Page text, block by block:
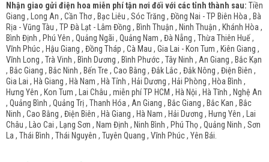
Nhận giao gửi điện hoa miễn phí tận nơi đối với các tỉnh thành sau: Tiền
Giang , Long An , Cần Thơ , Bạc Liêu , Sóc Trăng , Đồng Nai - TP Biên Hòa , Bà
Rịa - Vũng Tàu , TP Đà Lạt - Lâm Đồng , Bình Thuận , Ninh Thuận , Khánh Hòa ,
Bình Định , Phú Yên , Quảng Ngãi , Quảng Nam , Đà Nẵng , Thừa Thiên Huế ,
Vĩnh Phúc , Hậu Giang , Đồng Tháp , Cà Mau , Gia Lai - Kon Tum , Kiên Giang ,
Vĩnh Long , Trà Vinh , Bình Dương , Bình Phước , Tây Ninh , An Giang , Bắc Kạn
, Bắc Giang , Bắc Ninh , Bến Tre , Cao Bằng , Đắk Lắc , Đắk Nông , Điện Biên ,
Gia Lai , Hà Giang , Hà Nam , Hà Tỉnh , Hải Dương , Hải Phòng , Hòa Bình ,
Hưng Yên , Kon Tum , Lai Châu , miễn phí TP HCM , Hà Nội , Hà Tĩnh , Nghệ An
, Quảng Bình , Quảng Trị , Thanh Hóa , An Giang , Bắc Giang , Bắc Kan , Bắc
Ninh , Cao Bằng , Điện Biên , Hà Giang , Hà Nam , Hải Dương , Hưng Yên , Lai
Châu , Lào Cai , Lạng Sơn , Nam Định , Ninh Bình , Phú Thọ , Quảng Ninh , Sơn
La , Thái Bình , Thái Nguyên , Tuyên Quang , Vĩnh Phúc , Yên Bái.